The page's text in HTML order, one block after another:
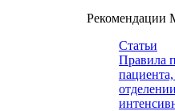
Рекомендации
Статьи
Правила